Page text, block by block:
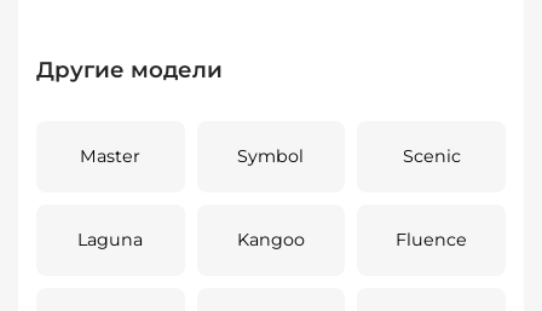
Другие модели
Master Symbol Scenic
Laguna Kangoo Fluence